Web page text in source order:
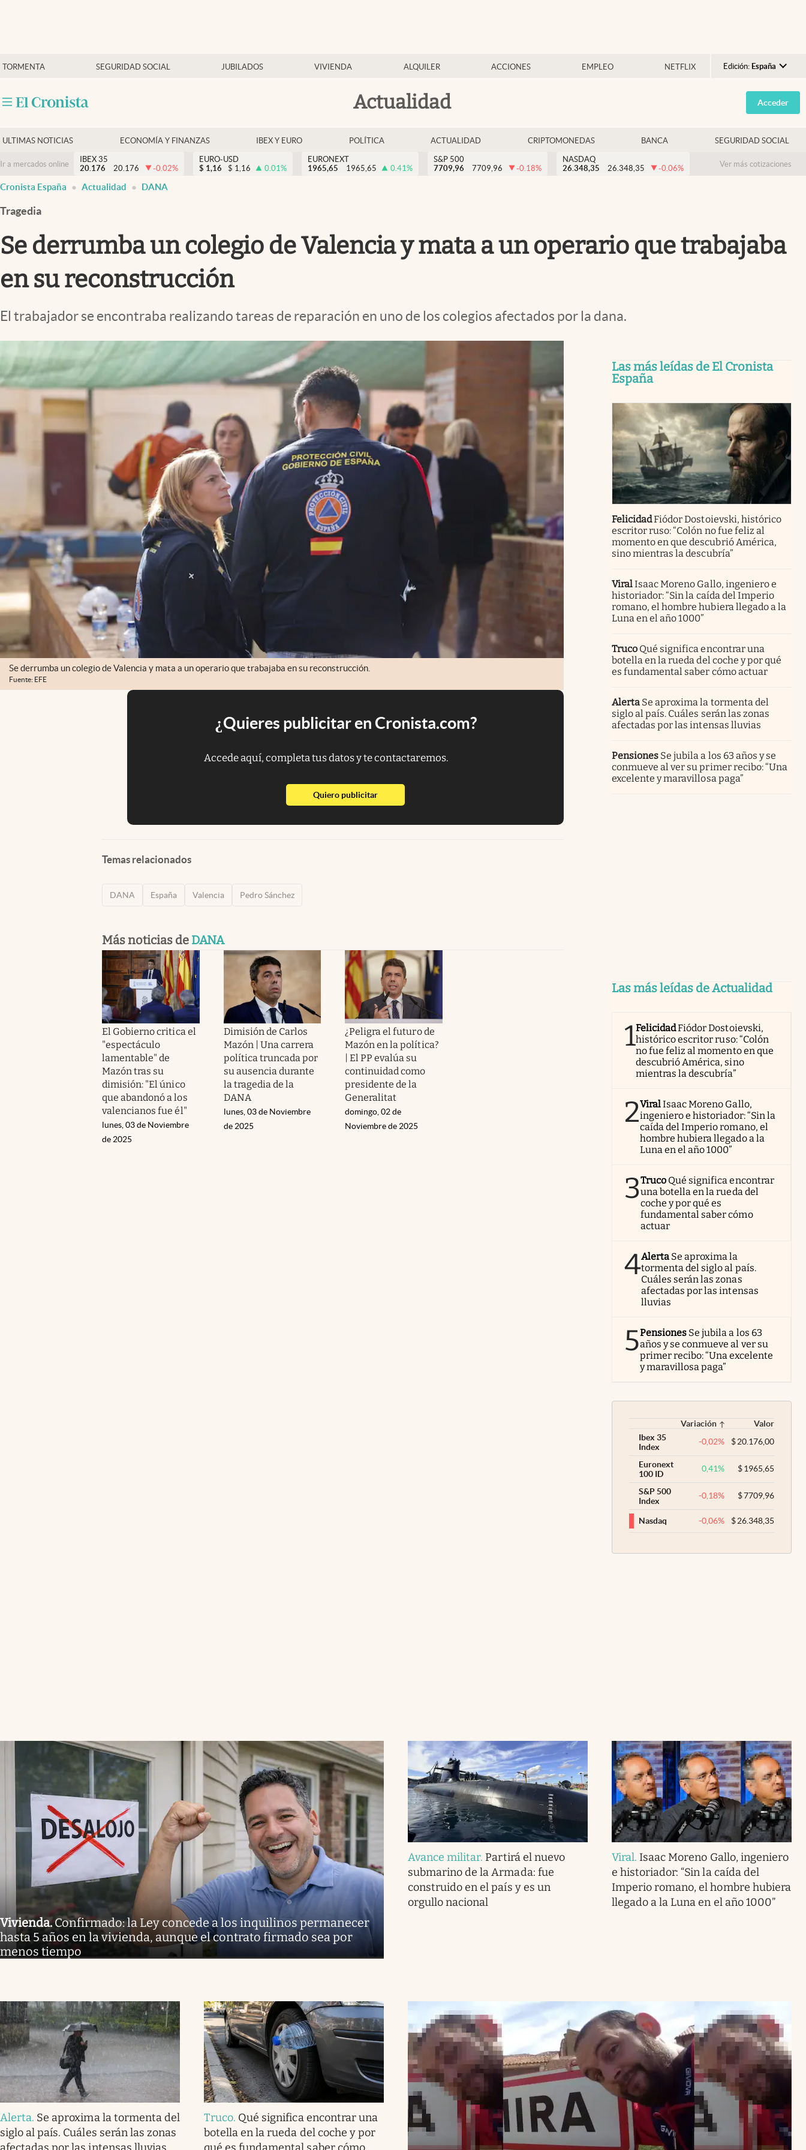
TORMENTA SEGURIDAD SOCIAL JUBILADOS VIVIENDA ALQUILER ACCIONES EMPLEO NETFLIX Edición: España
Argentina
España
USA
Colombia
Actualidad
Economía y finanzas
Criptomonedas
Acceder
ULTIMAS NOTICIAS ECONOMÍA Y FINANZAS IBEX Y EURO POLÍTICA ACTUALIDAD CRIPTOMONEDAS BANCA SEGURIDAD SOCIAL
Ir a mercados online
IBEX 35
20.176
20.176 -0.02%
EURO-USD
$ 1,16 $ 1,16 0.01%
EURONEXT
1965,65
1965,65 0.41%
S&P 500
7709,96
7709,96 -0.18%
NASDAQ
26.348,35
26.348,35 -0.06% Ver más cotizaciones
Cronista España Actualidad DANA
Tragedia
Se derrumba un colegio de Valencia y mata a un operario que trabajaba
en su reconstrucción
El trabajador se encontraba realizando tareas de reparación en uno de los colegios afectados por la dana.
Se derrumba un colegio de Valencia y mata a un operario que trabajaba en su reconstrucción.
Fuente: EFE
¿Quieres publicitar en Cronista.com?
Accede aquí, completa tus datos y te contactaremos.
Quiero publicitarabre en nueva pestaña
Temas relacionados
DANA España Valencia Pedro Sánchez
Más noticias de DANA
El Gobierno critica el
"espectáculo
lamentable" de
Mazón tras su
dimisión: "El único
que abandonó a los
valencianos fue él"
lunes, 03 de Noviembre
de 2025
Dimisión de Carlos
Mazón | Una carrera
política truncada por
su ausencia durante
la tragedia de la
DANA
lunes, 03 de Noviembre
de 2025
¿Peligra el futuro de
Mazón en la política?
| El PP evalúa su
continuidad como
presidente de la
Generalitat
domingo, 02 de
Noviembre de 2025
Las más leídas de El Cronista
España
FelicidadFiódor Dostoievski, histórico
escritor ruso: “Colón no fue feliz al
momento en que descubrió América,
sino mientras la descubría”
ViralIsaac Moreno Gallo, ingeniero e
historiador: “Sin la caída del Imperio
romano, el hombre hubiera llegado a la
Luna en el año 1000”
Truco Qué significa encontrar una
botella en la rueda del coche y por qué
es fundamental saber cómo actuar
Alerta Se aproxima la tormenta del
siglo al país. Cuáles serán las zonas
afectadas por las intensas lluvias
Pensiones Se jubila a los 63 años y se
conmueve al ver su primer recibo: “Una
excelente y maravillosa paga”
Las más leídas de Actualidad
1FelicidadFiódor Dostoievski,
histórico escritor ruso: “Colón
no fue feliz al momento en que
descubrió América, sino
mientras la descubría”
2ViralIsaac Moreno Gallo,
ingeniero e historiador: “Sin la
caída del Imperio romano, el
hombre hubiera llegado a la
Luna en el año 1000”
3Truco Qué significa encontrar
una botella en la rueda del
coche y por qué es
fundamental saber cómo
actuar
4Alerta Se aproxima la
tormenta del siglo al país.
Cuáles serán las zonas
afectadas por las intensas
lluvias
5Pensiones Se jubila a los 63
años y se conmueve al ver su
primer recibo: “Una excelente
y maravillosa paga”
Variación
Valor
Ibex 35
Index
-0,02% $20.176,00
Euronext
100 ID
0,41% $1965,65
S&P 500
Index
-0,18% $7709,96
Nasdaq -0,06% $26.348,35
Vivienda.Confirmado: la Ley concede a los inquilinos permanecer
hasta 5 años en la vivienda, aunque el contrato firmado sea por
menos tiempo
Avance militar. Partirá el nuevo
submarino de la Armada: fue
construido en el país y es un
orgullo nacional
Viral. Isaac Moreno Gallo, ingeniero
e historiador: “Sin la caída del
Imperio romano, el hombre hubiera
llegado a la Luna en el año 1000”
Alerta. Se aproxima la tormenta del
siglo al país. Cuáles serán las zonas
afectadas por las intensas lluvias
Truco. Qué significa encontrar una
botella en la rueda del coche y por
qué es fundamental saber cómo